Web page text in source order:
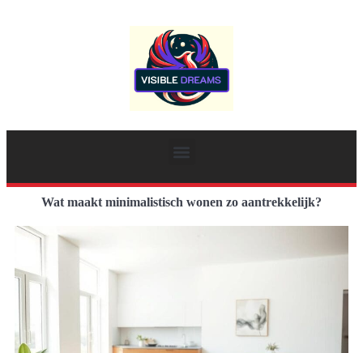
Wat maakt minimalistisch wonen zo aantrekkelijk?